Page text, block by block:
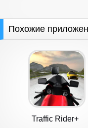
Похожие
Traffic Rider+